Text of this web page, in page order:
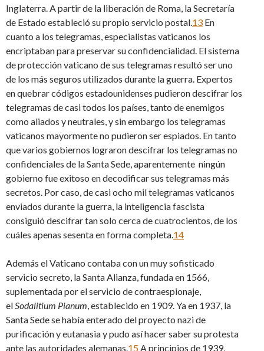
Inglaterra. A partir de la liberación de Roma, la Secretaría
de Estado estableció su propio servicio postal. 13 En
cuanto a los telegramas, especialistas vaticanos los
encriptaban para preservar su confidencialidad. El sistema
de protección vaticano de sus telegramas resultó ser uno
de los más seguros utilizados durante la guerra. Expertos
en quebrar códigos estadounidenses pudieron descifrar los
telegramas de casi todos los países, tanto de enemigos
como aliados y neutrales, y sin embargo los telegramas
vaticanos mayormente no pudieron ser espiados. En tanto
que varios gobiernos lograron descifrar los telegramas no
confidenciales de la Santa Sede, aparentemente ningún
gobierno fue exitoso en decodificar sus telegramas más
secretos. Por caso, de casi ocho mil telegramas vaticanos
enviados durante la guerra, la inteligencia fascista
consiguió descifrar tan solo cerca de cuatrocientos, de los
cuáles apenas sesenta en forma completa. 14
Además el Vaticano contaba con un muy sofisticado
servicio secreto, la Santa Alianza, fundada en 1566,
suplementada por el servicio de contraespionaje,
el Sodalitium Pianum , establecido en 1909. Ya en 1937, la
Santa Sede se había enterado del proyecto nazi de
purificación y eutanasia y pudo así hacer saber su protesta
ante las autoridades alemanas. 15 A principios de 1939,